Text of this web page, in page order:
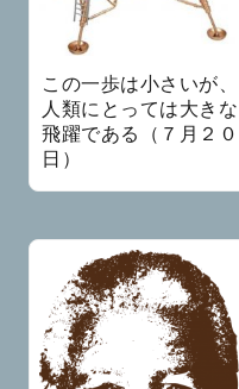
この一歩は小さいが、
人類にとっては大きな
飛躍である（７月２０
日）